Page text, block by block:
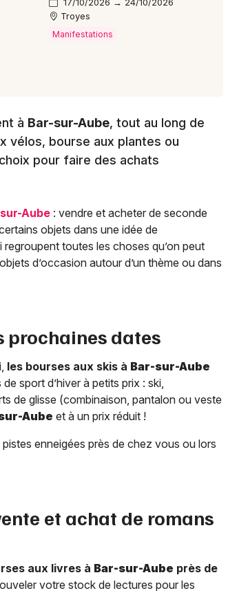
Troyes
Manifestations
à Bar-sur-Aube, tout au long de
vélos, bourse aux plantes ou
pour faire des achats
Aube : vendre et acheter de seconde
objets dans une idée de
toutes les choses qu’on peut
d’occasion autour d’un thème ou dans
prochaines dates
les bourses aux skis à Bar-sur-Aube
sport d’hiver à petits prix : ski,
de glisse (combinaison, pantalon ou veste
Aube et à un prix réduit !
enneigées près de chez vous ou lors
et achat de romans
aux livres à Bar-sur-Aube près de
votre stock de lectures pour les